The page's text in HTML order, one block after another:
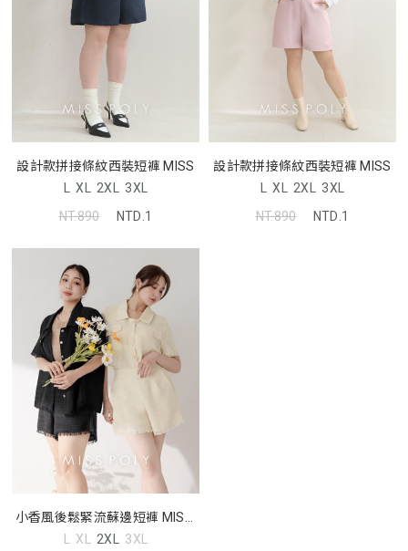
設計款拼接條紋西裝短褲 MISS
L XL 2XL 3XL
NT.890
NTD.1
設計款拼接條紋西裝短褲 MISS
L XL 2XL 3XL
NT.890
NTD.1
小香風後鬆緊流蘇邊短褲 MISS.
中大尺碼褲子
L XL 2XL 3XL